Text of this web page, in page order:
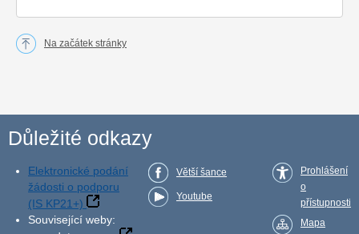
Na začátek stránky
Důležité odkazy
Elektronické podání
žádosti o podporu
(IS KP21+)
Související weby:
Větší šance
Youtube
Prohlášení
o
přístupnosti
Mapa